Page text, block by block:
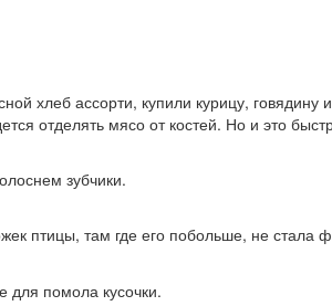
хлеб ассорти, купили курицу,
отделять мясо от костей. Но и это
зубчики.
птицы, там где его побольше, не стала
для помола кусочки.